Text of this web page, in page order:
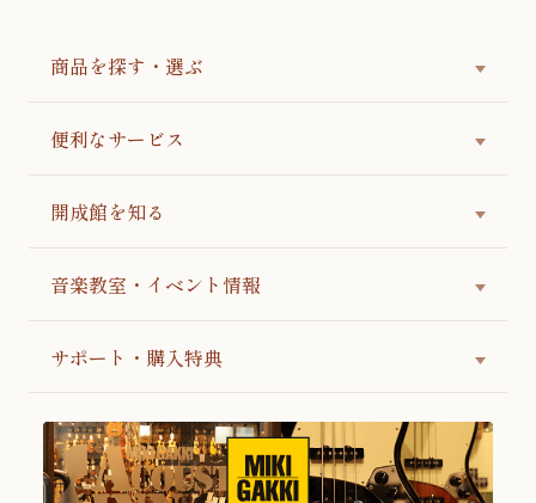
商品を探す・選ぶ
便利なサービス
開成館を知る
音楽教室・イベント情報
サポート・購入特典